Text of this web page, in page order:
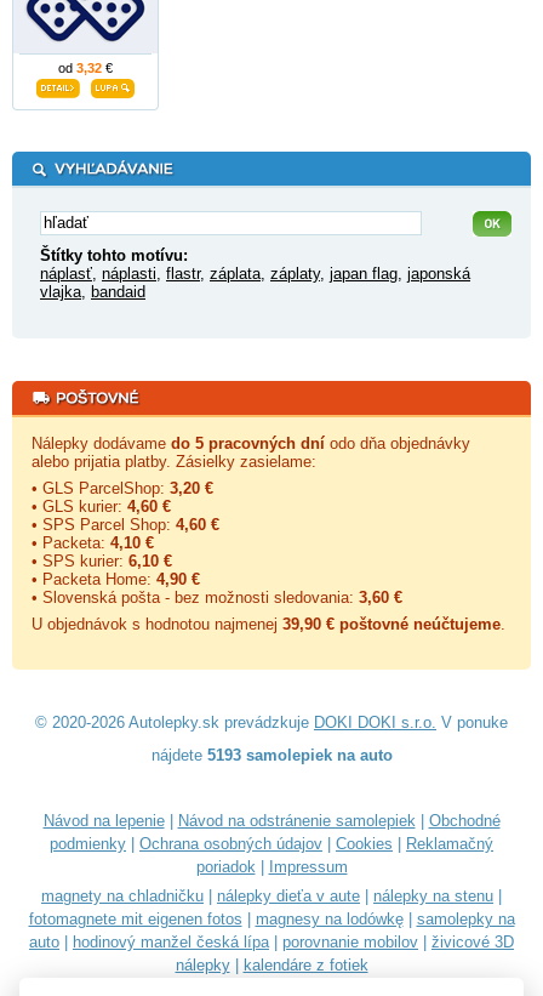
od 3,32 €
Štítky tohto motívu:
náplasť, náplasti, flastr, záplata, záplaty, japan flag, japonská
vlajka, bandaid
Nálepky dodávame do 5 pracovných dní odo dňa objednávky
alebo prijatia platby. Zásielky zasielame:
• GLS ParcelShop: 3,20 €
• GLS kurier: 4,60 €
• SPS Parcel Shop: 4,60 €
• Packeta: 4,10 €
• SPS kurier: 6,10 €
• Packeta Home: 4,90 €
• Slovenská pošta - bez možnosti sledovania: 3,60 €
U objednávok s hodnotou najmenej 39,90 € poštovné neúčtujeme.
© 2020-2026 Autolepky.sk prevádzkuje DOKI DOKI s.r.o. V ponuke
nájdete 5193 samolepiek na auto
Návod na lepenie| Návod na odstránenie samolepiek| Obchodné
podmienky
Ochrana osobných údajov Cookies
Reklamačný
poriadok|
Impressum
magnety na chladničku
nálepky dieťa v aute nálepky na stenu
fotomagnete mit eigenen fotos
magnesy na lodówkę| samolepky na
auto
hodinový manžel česká lípa| porovnanie mobilov
živicové 3D
nálepky| kalendáre z fotiek